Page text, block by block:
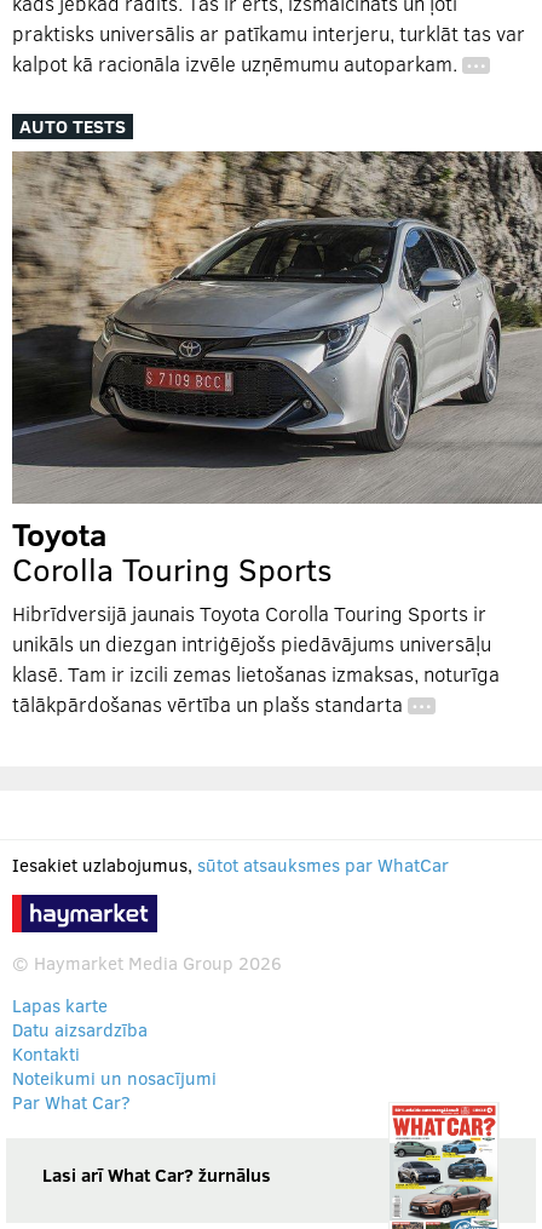
praktisks universālis ar patīkamu interjeru, turklāt tas var
kalpot kā racionāla izvēle uzņēmumu autoparkam. …
AUTO TESTS
Toyota
Corolla Touring Sports
Hibrīdversijā jaunais Toyota Corolla Touring Sports ir
unikāls un diezgan intriģējošs piedāvājums universāļu
klasē. Tam ir izcili zemas lietošanas izmaksas, noturīga
tālākpārdošanas vērtība un plašs standarta …
Iesakiet uzlabojumus, sūtot atsauksmes par WhatCar
© Haymarket Media Group 2026
Lapas karte
Datu aizsardzība
Kontakti
Noteikumi un nosacījumi
Par What Car?
Lasi arī What Car? žurnālus